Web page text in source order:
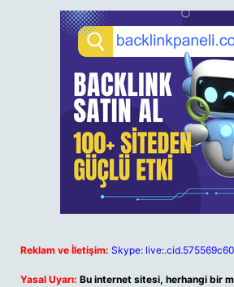
Reklam ve İletişim: Skype:
Yasal Uyarı: Bu internet sitesi, herhangi bir